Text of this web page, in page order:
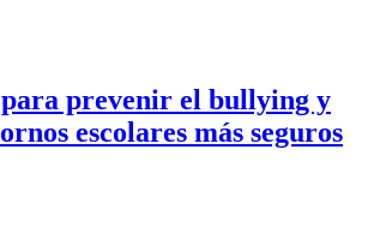
para prevenir el bullying y
escolares más seguros